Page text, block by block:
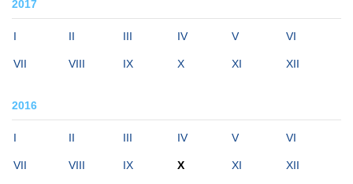
2017
I II III IV V VI
VII VIII IX X XI XII
2016
I II III IV V VI
VII VIII IX X XI XII